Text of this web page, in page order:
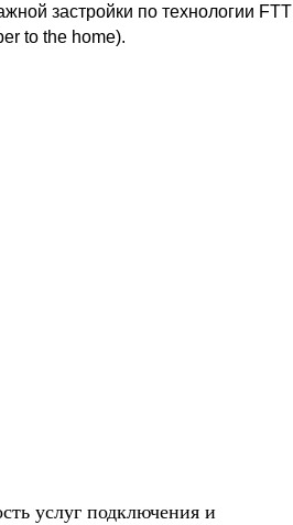
застройки по технологии
to the home).
услуг подключения и